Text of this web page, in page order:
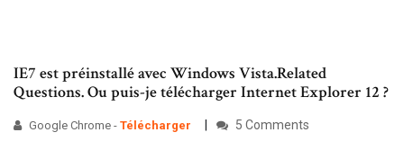
IE7 est préinstallé avec Windows Vista.Related
Questions. Ou puis-je télécharger Internet Explorer 12 ?
Google Chrome - Télécharger 5 Comments